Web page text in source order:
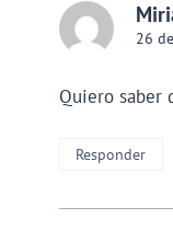
26
Quiero saber
Responder